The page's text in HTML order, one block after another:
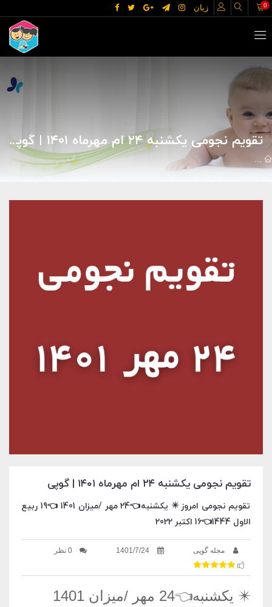
زبان 0
تقویم نجومی یکشنبه ۲۴ ام مهرماه ۱۴۰۱ | گوپی
تقویم نجومی روزانه تقویم نجومی یکشنبه ۲۴ ام مهرماه ۱۴۰۱ | گوپی
تقویم نجومی یکشنبه ۲۴ ام مهرماه ۱۴۰۱ | گوپی
تقویم نجومی امروز ✴️ یکشنبه👈24 مهر /میزان 1401 👈19 ربیع
الاول 1444👈16 اکتبر 2022
مجله گوپی 1401/7/24 0 نظر
✴️ یکشنبه👈24 مهر /میزان 1401